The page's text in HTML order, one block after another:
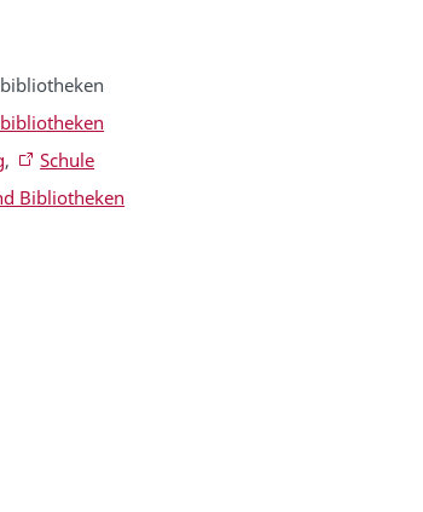
,
Schule
Bibliotheken